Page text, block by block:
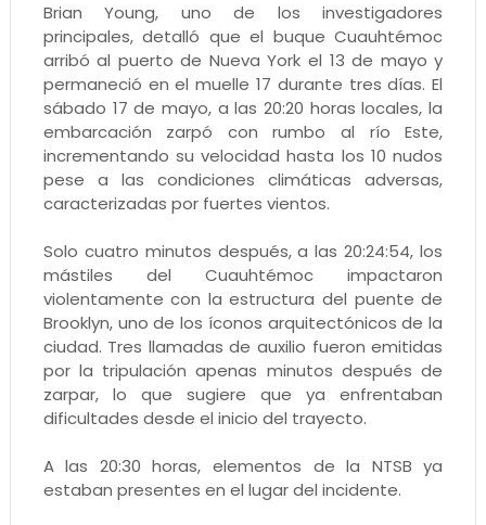
Brian Young, uno de los investigadores
principales, detalló que el buque Cuauhtémoc
arribó al puerto de Nueva York el 13 de mayo y
permaneció en el muelle 17 durante tres días. El
sábado 17 de mayo, a las 20:20 horas locales, la
embarcación zarpó con rumbo al río Este,
incrementando su velocidad hasta los 10 nudos
pese a las condiciones climáticas adversas,
caracterizadas por fuertes vientos.
Solo cuatro minutos después, a las 20:24:54, los
mástiles del Cuauhtémoc impactaron
violentamente con la estructura del puente de
Brooklyn, uno de los íconos arquitectónicos de la
ciudad. Tres llamadas de auxilio fueron emitidas
por la tripulación apenas minutos después de
zarpar, lo que sugiere que ya enfrentaban
dificultades desde el inicio del trayecto.
A las 20:30 horas, elementos de la NTSB ya
estaban presentes en el lugar del incidente.